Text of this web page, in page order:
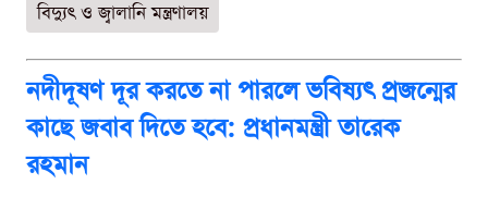
বিদ্যুৎ ও জ্বালানি মন্ত্রণালয়
নদীদূষণ দূর করতে না পারলে ভবিষ্যৎ প্রজন্মের
কাছে জবাব দিতে হবে: প্রধানমন্ত্রী তারেক
রহমান